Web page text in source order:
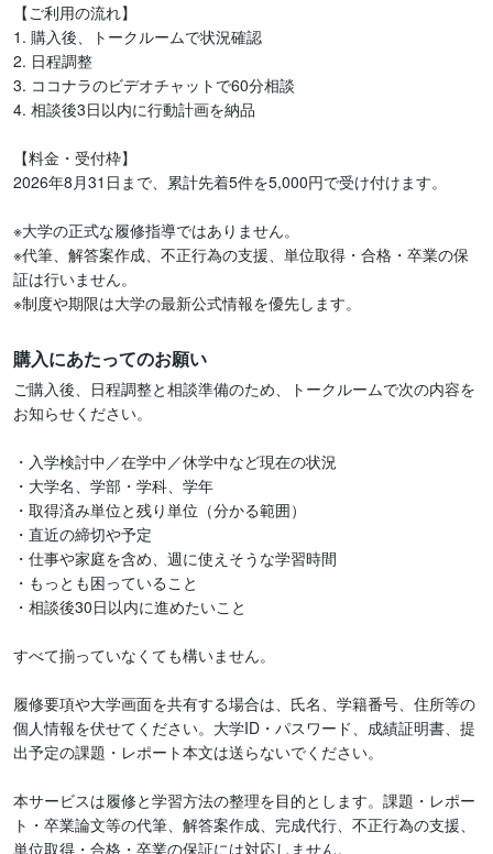
【ご利用の流れ】
1. 購入後、トークルームで状況確認
2. 日程調整
3. ココナラのビデオチャットで60分相談
4. 相談後3日以内に行動計画を納品
【料金・受付枠】
2026年8月31日まで、累計先着5件を5,000円で受け付けます。
※大学の正式な履修指導ではありません。
※代筆、解答案作成、不正行為の支援、単位取得・合格・卒業の保
証は行いません。
※制度や期限は大学の最新公式情報を優先します。
購入にあたってのお願い
ご購入後、日程調整と相談準備のため、トークルームで次の内容を
お知らせください。
・入学検討中／在学中／休学中など現在の状況
・大学名、学部・学科、学年
・取得済み単位と残り単位（分かる範囲）
・直近の締切や予定
・仕事や家庭を含め、週に使えそうな学習時間
・もっとも困っていること
・相談後30日以内に進めたいこと
すべて揃っていなくても構いません。
履修要項や大学画面を共有する場合は、氏名、学籍番号、住所等の
個人情報を伏せてください。大学ID・パスワード、成績証明書、提
出予定の課題・レポート本文は送らないでください。
本サービスは履修と学習方法の整理を目的とします。課題・レポー
ト・卒業論文等の代筆、解答案作成、完成代行、不正行為の支援、
単位取得・合格・卒業の保証には対応しません。